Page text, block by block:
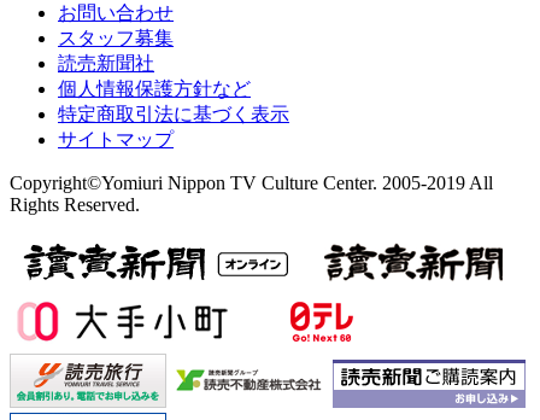
お問い合わせ
スタッフ募集
読売新聞社
個人情報保護方針など
特定商取引法に基づく表示
サイトマップ
Copyright©Yomiuri Nippon TV Culture Center. 2005-2019 All
Rights Reserved.